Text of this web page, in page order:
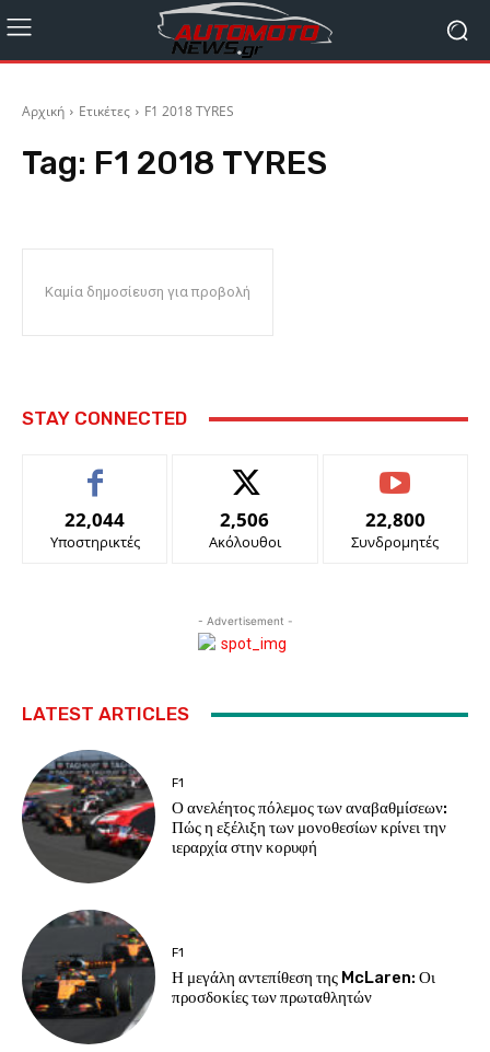
Αρχική Ετικέτες F1 2018 TYRES
Tag: F1 2018 TYRES
Καμία δημοσίευση για προβολή
STAY CONNECTED
22,044
Υποστηρικτές
2,506
Ακόλουθοι
22,800
Συνδρομητές
- Advertisement -
LATEST ARTICLES
F1
Ο ανελέητος πόλεμος των αναβαθμίσεων:
Πώς η εξέλιξη των μονοθεσίων κρίνει την
ιεραρχία στην κορυφή
F1
Η μεγάλη αντεπίθεση της McLaren: Οι
προσδοκίες των πρωταθλητών